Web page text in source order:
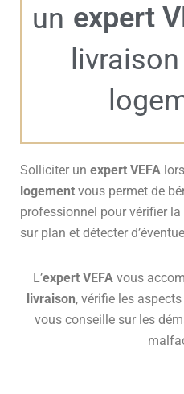
un expert
Solliciter un expert VEFA
logement vous permet de
professionnel pour vérifier
sur plan et détecter
L’expert VEFA vous
livraison, vérifie les
vous conseille sur les